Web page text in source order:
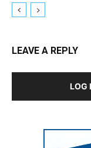
LEAVE A REPLY
LOG